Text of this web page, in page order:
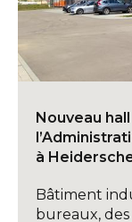
Nouveau
à
Bâtiment
bureaux,